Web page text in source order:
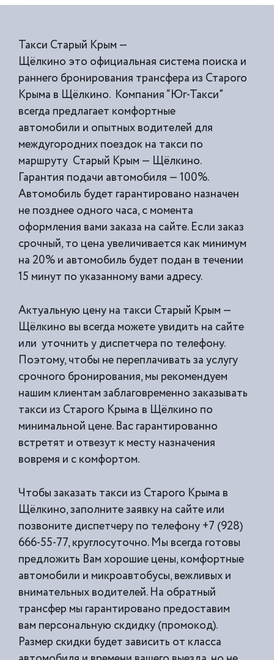
Такси Старый Крым —
Щёлкино это официальная система поиска и
раннего бронирования трансфера из Старого
Крыма в Щёлкино. Компания “Юг-Такси”
всегда предлагает комфортные
автомобили и опытных водителей для
междугородних поездок на такси по
маршруту Старый Крым — Щёлкино.
Гарантия подачи автомобиля — 100%.
Автомобиль будет гарантировано назначен
не позднее одного часа, с момента
оформления вами заказа на сайте. Если заказ
срочный, то цена увеличивается как минимум
на 20% и автомобиль будет подан в течении
15 минут по указанному вами адресу.
Актуальную цену на такси Старый Крым —
Щёлкино вы всегда можете увидить на сайте
или уточнить у диспетчера по телефону.
Поэтому, чтобы не переплачивать за услугу
срочного бронирования, мы рекомендуем
нашим клиентам заблаговременно заказывать
такси из Старого Крыма в Щёлкино по
минимальной цене. Вас гарантированно
встретят и отвезут к месту назначения
вовремя и с комфортом.
Чтобы заказать такси из Старого Крыма в
Щёлкино, заполните заявку на сайте или
позвоните диспетчеру по телефону +7 (928)
666-55-77, круглосуточно. Мы всегда готовы
предложить Вам хорошие цены, комфортные
автомобили и микроавтобусы, вежливых и
внимательных водителей. На обратный
трансфер мы гарантировано предоставим
вам персональную скдидку (промокод).
Размер скидки будет зависить от класса